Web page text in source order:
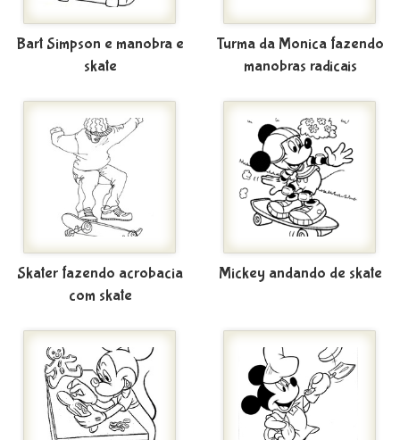
Bart Simpson e manobra e
skate
Turma da Monica fazendo
manobras radicais
Skater fazendo acrobacia
com skate
Mickey andando de skate